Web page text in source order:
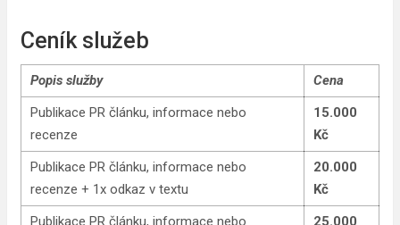
Ceník služeb
Popis služby
Cena
Publikace PR článku, informace nebo
recenze
15.000
Kč
Publikace PR článku, informace nebo
recenze + 1x odkaz v textu
20.000
Kč
Publikace PR článku, informace nebo
25.000